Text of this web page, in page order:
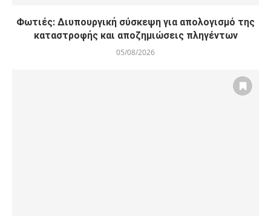
Φωτιές: Διυπουργική σύσκεψη για απολογισμό της
καταστροφής και αποζημιώσεις πληγέντων
05/08/2026